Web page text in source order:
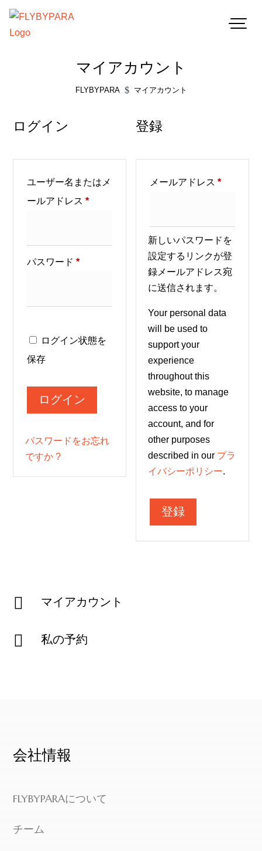
English
简体中文
マイアカウント
FLYBYPARA $ マイアカウント
ログイン
ユーザー名またはメ
ールアドレス*必
パスワード*必
ログイン状態を
保存
ログイン
パスワードをお忘れ
ですか ?
登録
メールアドレス*必
新しいパスワードを
設定するリンクが登
録メールアドレス宛
に送信されます。
Your personal data
will be used to
support your
experience
throughout this
website, to manage
access to your
account, and for
other purposes
described in our プラ
イバシーポリシー.
登録
 マイアカウント
 私の予約
会社情報
FLYBYPARAについて
チーム